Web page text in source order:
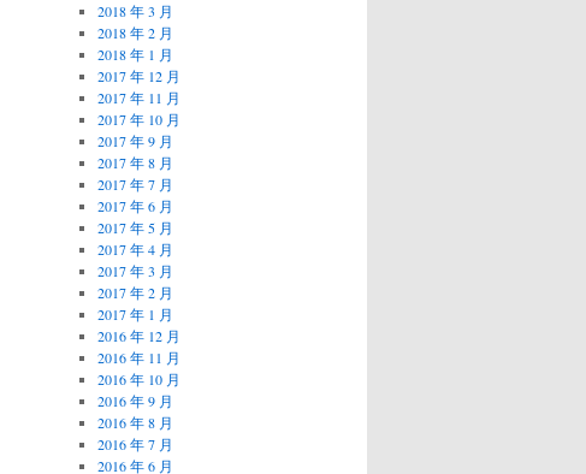
2018 年 3 月
2018 年 2 月
2018 年 1 月
2017 年 12 月
2017 年 11 月
2017 年 10 月
2017 年 9 月
2017 年 8 月
2017 年 7 月
2017 年 6 月
2017 年 5 月
2017 年 4 月
2017 年 3 月
2017 年 2 月
2017 年 1 月
2016 年 12 月
2016 年 11 月
2016 年 10 月
2016 年 9 月
2016 年 8 月
2016 年 7 月
2016 年 6 月